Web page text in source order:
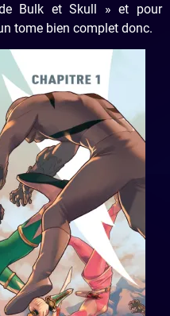
Bulk et Skull » et pour
tome bien complet donc.